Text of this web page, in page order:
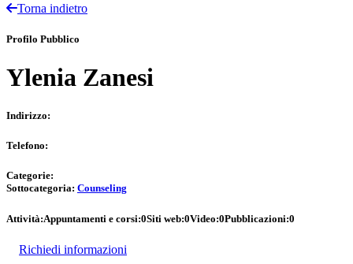
Torna indietro
Profilo Pubblico
Ylenia Zanesi
Indirizzo:
Telefono:
Categorie:
Sottocategoria: Counseling
Attività:Appuntamenti e corsi:0Siti web:0Video:0Pubblicazioni:0
Richiedi informazioni